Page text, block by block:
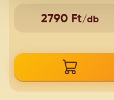
2790 Ft/db